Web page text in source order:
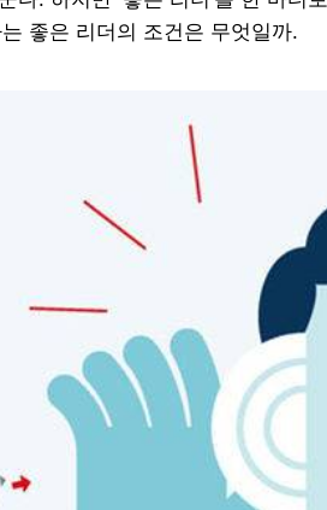
좋은 리더의 조건은 무엇일까.